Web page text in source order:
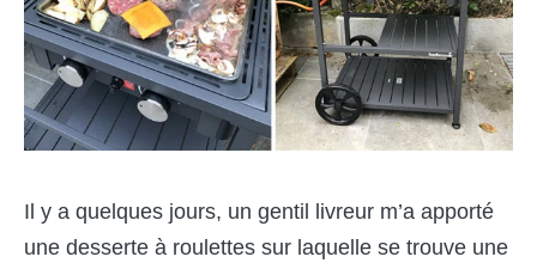
Il y a quelques jours, un gentil livreur m’a apporté
une desserte à roulettes sur laquelle se trouve une